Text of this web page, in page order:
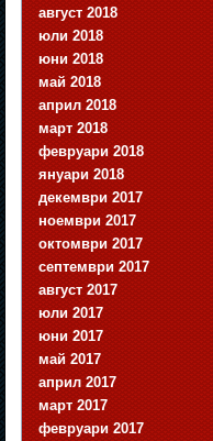
август 2018
юли 2018
юни 2018
май 2018
април 2018
март 2018
февруари 2018
януари 2018
декември 2017
ноември 2017
октомври 2017
септември 2017
август 2017
юли 2017
юни 2017
май 2017
април 2017
март 2017
февруари 2017